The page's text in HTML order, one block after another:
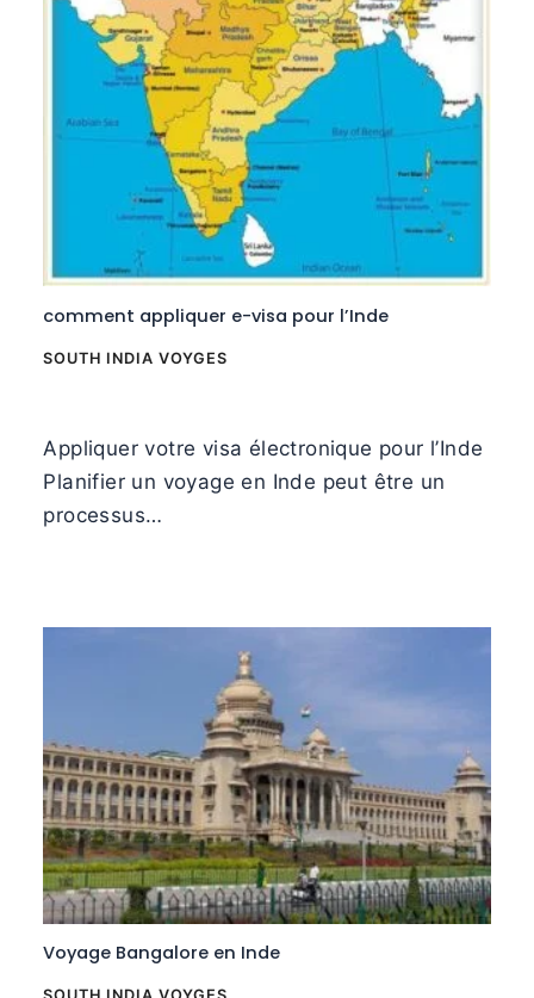
comment appliquer e-visa pour l’Inde
SOUTH INDIA VOYGES
Appliquer votre visa électronique pour l’Inde
Planifier un voyage en Inde peut être un
processus…
Voyage Bangalore en Inde